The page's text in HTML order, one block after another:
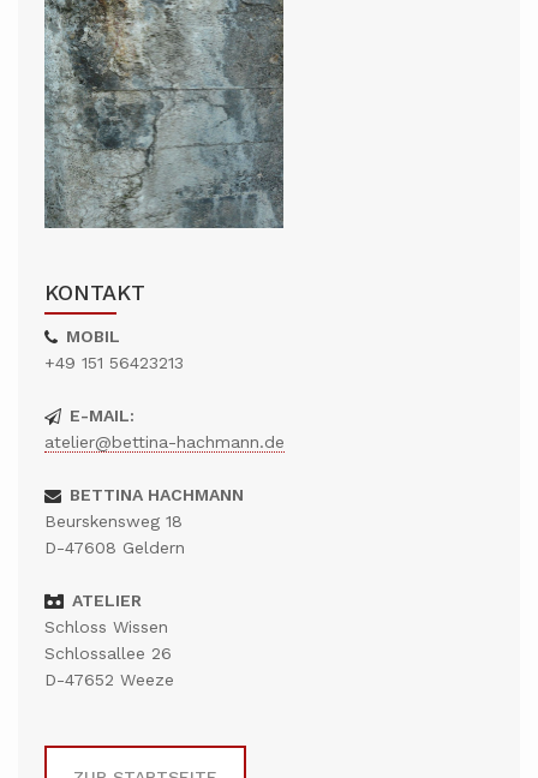
KONTAKT
MOBIL
+49 151 56423213
E-MAIL:
atelier@bettina-hachmann.de
BETTINA HACHMANN
Beurskensweg 18
D-47608 Geldern
ATELIER
Schloss Wissen
Schlossallee 26
D-47652 Weeze